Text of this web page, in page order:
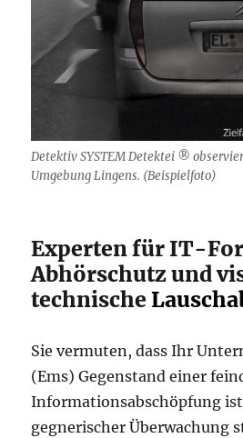
Detektiv SYSTEM Detektei ®
Umgebung Lingens. (Beispielfoto)
Experten für IT-
Abhörschutz und
technische
Sie vermuten, dass Ihr
(Ems) Gegenstand einer
Informationsabschöpfung
gegnerischer Überwachung